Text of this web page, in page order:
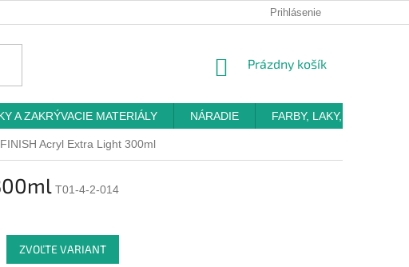
Prihlásenie
NÁKUPNÝ
Prázdny košík
A ZAKRÝVACIE MATERIÁLY NÁRADIE FARBY, LAKY, OMIETKY
Acryl Extra Light 300ml
T01-4-2-014
ZVOĽTE VARIANT